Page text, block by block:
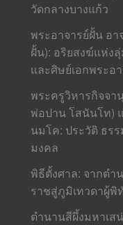
วัดกลางบางแก้ว
พระอาจารย์ฝั้น อา
ฝั้น): อริยสงฆ์แห่ง
และศิษย์เอกพระอ
พระครูวิหารกิจจา
พ่อปาน โสนันโท)
นมโค: ประวัติ ธร
มงคล
พิธีตั้งศาล: จากตำ
ราชสู่ภูมิเทวดาผู้พิ
ตำนานสีผึ้งมหาเส